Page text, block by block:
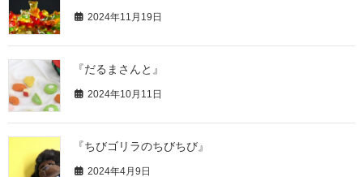
2024年11月19日
『だるまさんと』
2024年10月11日
『ちびゴリラのちびちび』
2024年4月9日